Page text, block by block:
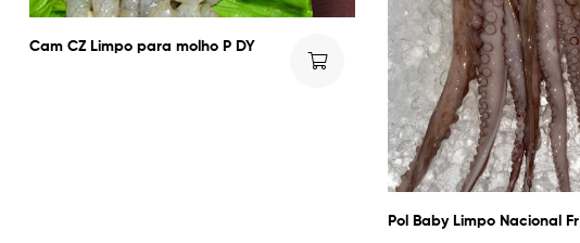
Cam CZ Limpo para molho P DY
Pol Baby Limpo Nacional Fr